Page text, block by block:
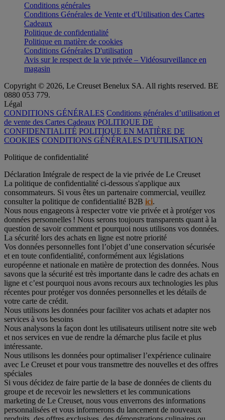
Conditions générales
Conditions Générales de Vente et d'Utilisation des Cartes
Cadeaux
Politique de confidentialité
Politique en matière de cookies
Conditions Générales D'utilisation
Avis sur le respect de la vie privée – Vidéosurveillance en
magasin
Copyright © 2026, Le Creuset Benelux SA. All rights reserved. BE
0880 053 779.
Légal
CONDITIONS GÉNÉRALES Conditions générales d’utilisation et
de vente des Cartes Cadeaux POLITIQUE DE
CONFIDENTIALITÉ POLITIQUE EN MATIÈRE DE
COOKIES CONDITIONS GÉNÉRALES D’UTILISATION
Politique de confidentialité
Déclaration Intégrale de respect de la vie privée de Le Creuset
La politique de confidentialité ci-dessous s'applique aux
consommateurs. Si vous êtes un partenaire commercial, veuillez
consulter la politique de confidentialité B2B ici.
Nous nous engageons à respecter votre vie privée et à protéger vos
données personnelles ! Nous serons toujours transparents quant à la
question de savoir comment et pourquoi nous utilisons vos données.
La sécurité lors des achats en ligne est notre priorité
Vos données personnelles font l’objet d’une conservation sécurisée
et en toute confidentialité, conformément aux législations
européenne et nationale en matière de protection des données. Nous
savons que la sécurité est très importante dans le cadre des achats en
ligne et c’est pourquoi nous avons recours aux technologies les plus
récentes pour protéger vos données personnelles et les détails de
votre carte de crédit.
Nous utilisons les données pour faciliter vos achats et adapter nos
services à vos besoins
Nous analysons la façon dont les utilisateurs utilisent notre site web
et nos services en vue de rendre la démarche plus facile et plus
intéressante.
Nous utilisons les données pour optimaliser l’expérience culinaire
avec Le Creuset et pour vous transmettre des nouvelles et des offres
spéciales
Si vous décidez de faire partie de la base de données de clients du
groupe et de recevoir les newsletters et les communications
marketing de Le Creuset, nous vous enverrons des informations
personnalisées et vous informerons du lancement de nouveaux